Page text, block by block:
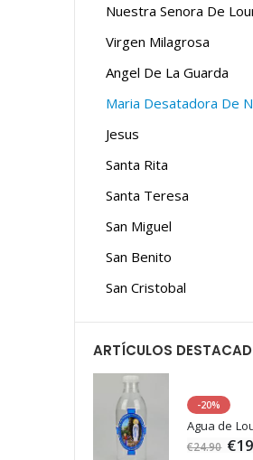
Nuestra Senora De
Virgen Milagrosa
Angel De La Guarda
Maria Desatadora De
Jesus
Santa Rita
Santa Teresa
San Miguel
San Benito
San Cristobal
ARTÍCULOS
-20%
€24.90